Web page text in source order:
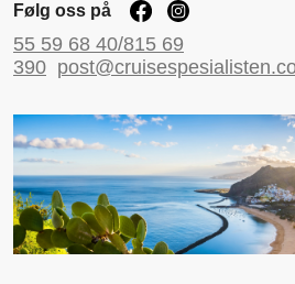
Følg oss på
55 59 68 40/815 69
390